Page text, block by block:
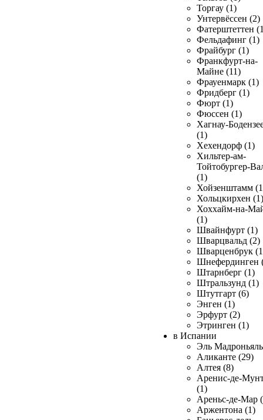
Торгау (1)
Унтервёссен (2)
Фатерштеттен
Фельдафинг (1)
Фрайбург (1)
Франкфурт-на-
Майне (11)
Фрауенмарк (1)
Фридберг (1)
Фюрт (1)
Фюссен (1)
Хагнау-
(1)
Хехендорф (1)
Хильтер-ам-
Тойтобургер-
(1)
Хойзенштамм
Хольцкирхен (1)
Хоххайм-на-
(1)
Швайнфурт (1)
Шварцвальд (2)
Шварценбрук
Шнефердинген
Штарнберг (1)
Штральзунд (1)
Штутгарт (6)
Энген (1)
Эрфурт (2)
Этринген (1)
в Испании
Эль
Аликанте (29)
Алтея (8)
Аренис-де-
(1)
Ареньс-де-Мар
Аржентона (1)